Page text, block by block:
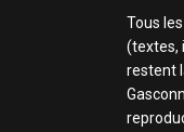
Tous
(textes,
restent